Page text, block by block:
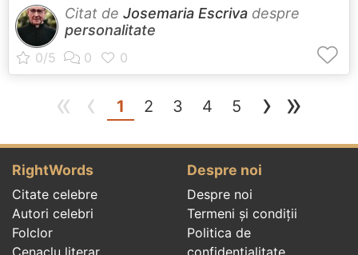
Citat de Josemaria Escriva despre
personalitate
« ‹ 1 (current)
2 3 4 5 › »
RightWords
Citate celebre
Autori celebri
Folclor
Despre noi
Despre noi
Termeni și condiții
Politica de